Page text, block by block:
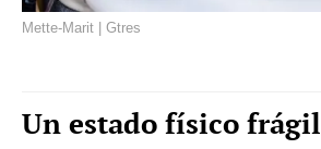
Mette-Marit | Gtres
Un estado físico frágil